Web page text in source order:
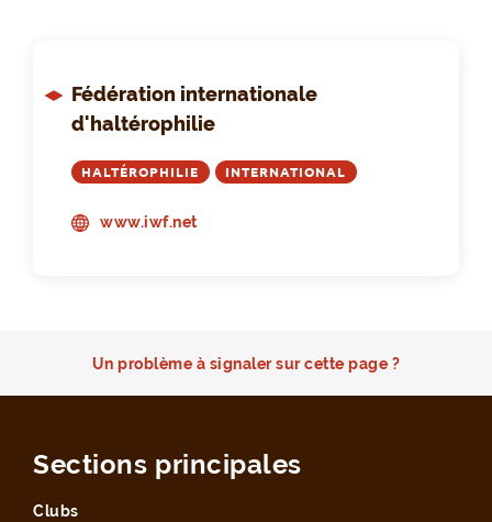
Fédération internationale
d'haltérophilie
HALTÉROPHILIE INTERNATIONAL
www.iwf.net
Un problème à signaler sur cette page ?
Sections principales
Clubs